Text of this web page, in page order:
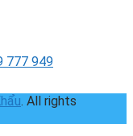
777 949
. All rights